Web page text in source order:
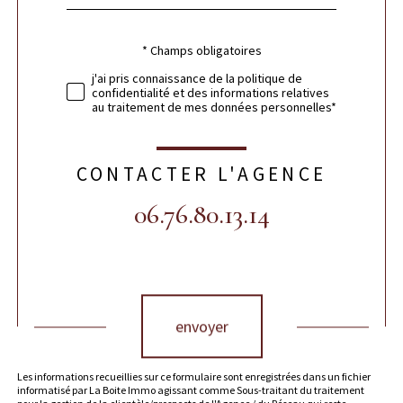
défaut
Validation* Champs obligatoires
j'ai pris connaissance de la politique de
confidentialité et des informations relatives
au traitement de mes données personnelles*
CONTACTER L'AGENCE
06.76.80.13.14
envoyer
Les informations recueillies sur ce formulaire sont enregistrées dans un fichier
informatisé par La Boite Immo agissant comme Sous-traitant du traitement